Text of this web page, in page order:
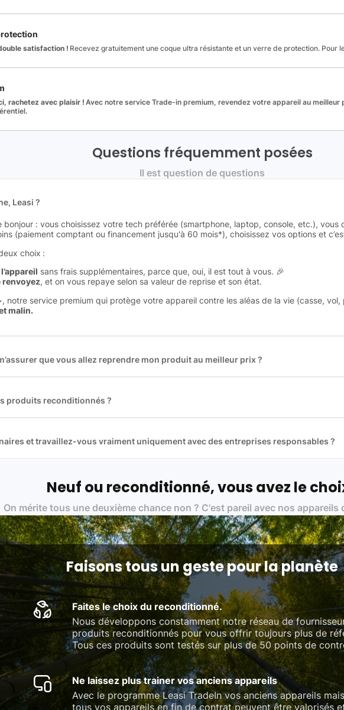
satisfaction ! Recevez gratuitement une coque ultra résistante et un verre de protection. Pour
rachetez avec plaisir !Avec notre service Trade-in premium, revendez votre appareil au meilleur
Questions fréquemment posées
Il est question de questions
Leasi ?
bonjour : vous choisissez votre tech préférée (smartphone, laptop, console, etc.),
(paiement comptant ou financement jusqu'à 60 mois*), choisissez vos options et
choix :
sans frais supplémentaires, parce que, oui, il est tout à vous. 🎉
renvoyez, et on vous repaye selon sa valeur de reprise et son état.
, notre service premium qui protège votre appareil contre les aléas de la vie (casse, vol,
malin.
que vous allez reprendre mon produit au meilleur prix ?
produits reconditionnés ?
et travaillez-vous vraiment uniquement avec des entreprises responsables ?
& qualité de nos partenaires :
et vérifiés selon des standards rigoureux (80 à 100 points de contrôle en fonction des
RAEE, RoHS, et du référentiel QualiRepar (bonus réparation)
Neuf ou reconditionné, vous avez le
On mérite tous une deuxième chance non ? C'est pareil avec nos appareils
Faisons tous un geste pour la planète
Faites le choix du reconditionné.
Nous développons constamment notre réseau de
produits reconditionnés pour vous offrir toujours plus de
Tous ces produits sont testés sur plus de 50 points de
Ne laissez plus trainer vos anciens appareils
Avec le programme Leasi TradeIn vos anciens appareils
tous vos appareils en fin de contrat peuvent être valorisés